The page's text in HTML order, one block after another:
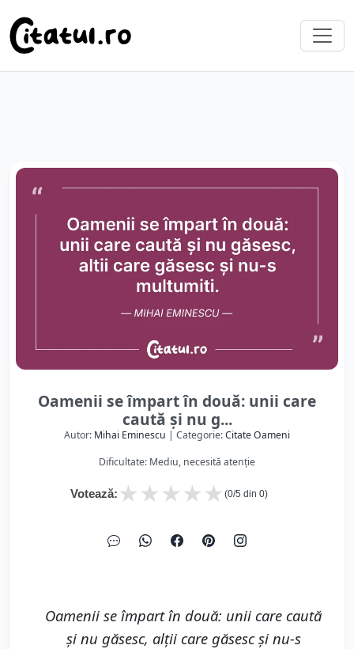
Oamenii se împart în două: unii care
caută și nu g...
Autor: Mihai Eminescu | Categorie:Citate Oameni
Dificultate: Mediu, necesită atenție
Votează: ★
★
★
★
★ (0/5 din 0)
Oamenii se împart în două: unii care caută
și nu găsesc, alții care găsesc și nu-s